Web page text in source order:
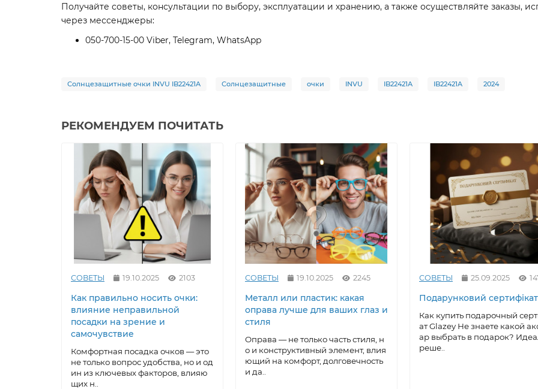
Получайте советы, консультации по выбору, эксплуатации и хранению, а также осуществляйте заказы,
через мессенджеры:
050-700-15-00 Viber, Telegram, WhatsApp
Солнцезащитные очки INVU IB22421A Солнцезащитные очки INVU IB22421A IB22421A 2024
РЕКОМЕНДУЕМ ПОЧИТАТЬ
СОВЕТЫ 19.10.2025 2103
Как правильно носить очки:
влияние неправильной
посадки на зрение и
самочувствие
Комфортная посадка очков — это
не только вопрос удобства, но и од
ин из ключевых факторов, влияю
щих н..
СОВЕТЫ 19.10.2025 2245
Металл или пластик: какая
оправа лучше для ваших глаз и
стиля
Оправа — не только часть стиля, н
о и конструктивный элемент, влия
ющий на комфорт, долговечность
и да..
СОВЕТЫ 25.09.2025
Подарунковий сертифікат
Как купить подарочный
ат Glazey Не знаете какой
ар выбрать в подарок?
реше..